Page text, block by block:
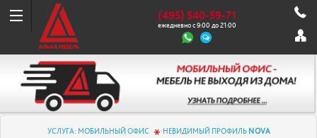
(495) 540-59-71
ежедневно с 9:00 до 21:00
УСЛУГА: МОБИЛЬНЫЙ ОФИС НЕВИДИМЫЙ ПРОФИЛЬ NOVA